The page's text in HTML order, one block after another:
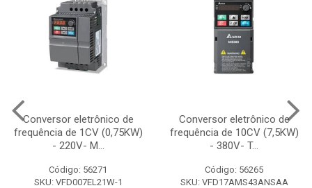
Conversor eletrônico de
frequência de 1CV (0,75KW)
- 220V- M...
Código: 56271
SKU: VFD007EL21W-1
Conversor eletrônico de
frequência de 10CV (7,5KW)
- 380V- T...
Código: 56265
SKU: VFD17AMS43ANSAA